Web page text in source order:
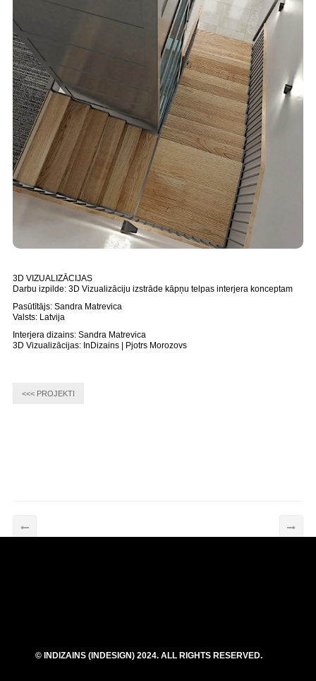
3D VIZUALIZĀCIJAS
Darbu izpilde: 3D Vizualizāciju izstrāde kāpņu telpas interjera konceptam
Pasūtītājs: Sandra Matrevica
Valsts: Latvija
Interjera dizains: Sandra Matrevica
3D Vizualizācijas: InDizains | Pjotrs Morozovs
<<< PROJEKTI
© INDIZAINS (INDESIGN) 2024. ALL RIGHTS RESERVED.